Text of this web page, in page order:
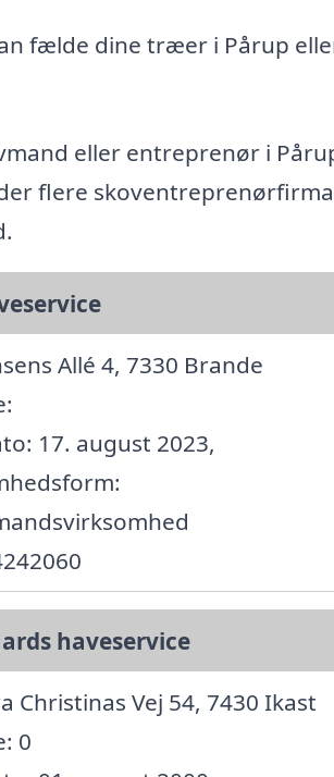
fælde dine træer i Pårup
eller entreprenør i
flere
Allé 4, 7330 Brande
17. august 2023,
haveservice
Christinas Vej 54, 7430 Ikast
0